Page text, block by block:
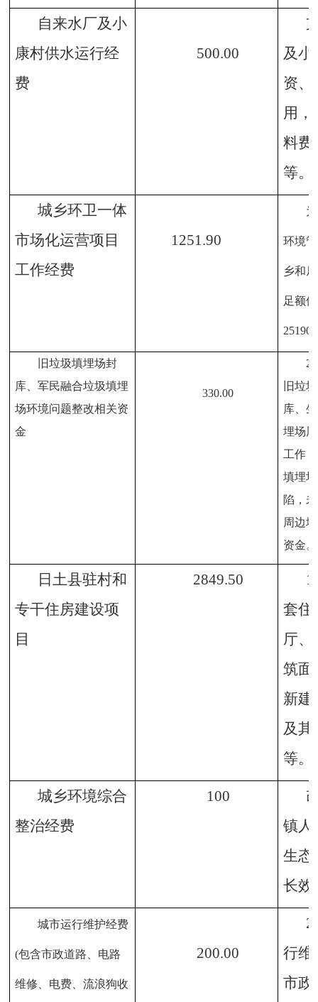
自来水厂及小
康村供水运行经
费
500.00
及小
资、
用，
料费
等。
城乡环卫一体
市场化运营项目
工作经费
1251.90 环境
乡和
足额
旧垃圾填埋场封
库、军民融合垃圾填埋
场环境问题整改相关资
金
330.00
旧垃
库、
埋场
工作
填埋
陷，
周边
资金。
日土县驻村和
专干住房建设项
目
2849.50
套住
厅、
筑面
新建
及其
等。
城乡环境综合
整治经费
100
镇人
生态
长效
城市运行维护经费
(包含市政道路、电路
维修、电费、流浪狗收
200.00
行维
市政